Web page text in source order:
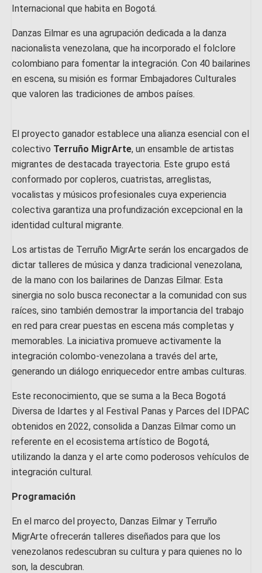
Internacional que habita en Bogotá.
Danzas Eilmar es una agrupación dedicada a la danza
nacionalista venezolana, que ha incorporado el folclore
colombiano para fomentar la integración. Con 40 bailarines
en escena, su misión es formar Embajadores Culturales
que valoren las tradiciones de ambos países.
El proyecto ganador establece una alianza esencial con el
colectivo Terruño MigrArte, un ensamble de artistas
migrantes de destacada trayectoria. Este grupo está
conformado por copleros, cuatristas, arreglistas,
vocalistas y músicos profesionales cuya experiencia
colectiva garantiza una profundización excepcional en la
identidad cultural migrante.
Los artistas de Terruño MigrArte serán los encargados de
dictar talleres de música y danza tradicional venezolana,
de la mano con los bailarines de Danzas Eilmar. Esta
sinergia no solo busca reconectar a la comunidad con sus
raíces, sino también demostrar la importancia del trabajo
en red para crear puestas en escena más completas y
memorables. La iniciativa promueve activamente la
integración colombo-venezolana a través del arte,
generando un diálogo enriquecedor entre ambas culturas.
Este reconocimiento, que se suma a la Beca Bogotá
Diversa de Idartes y al Festival Panas y Parces del IDPAC
obtenidos en 2022, consolida a Danzas Eilmar como un
referente en el ecosistema artístico de Bogotá,
utilizando la danza y el arte como poderosos vehículos de
integración cultural.
Programación
En el marco del proyecto, Danzas Eilmar y Terruño
MigrArte ofrecerán talleres diseñados para que los
venezolanos redescubran su cultura y para quienes no lo
son, la descubran.